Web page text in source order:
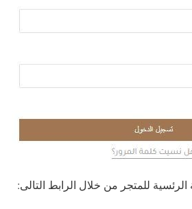
الرئسية للمتجر من خلال الرابط التالى: